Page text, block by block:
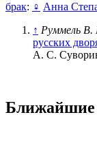
брак: ♀ Анна
↑ Руммель В.
русских
А. С.
Ближайшие